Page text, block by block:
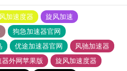
加速度器
旋风加速
狗急加速器官网
优途加速器官网
风驰加速器
外网苹果版
旋风加速度器